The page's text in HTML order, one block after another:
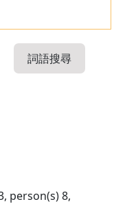
詞語搜尋
person(s) 8,